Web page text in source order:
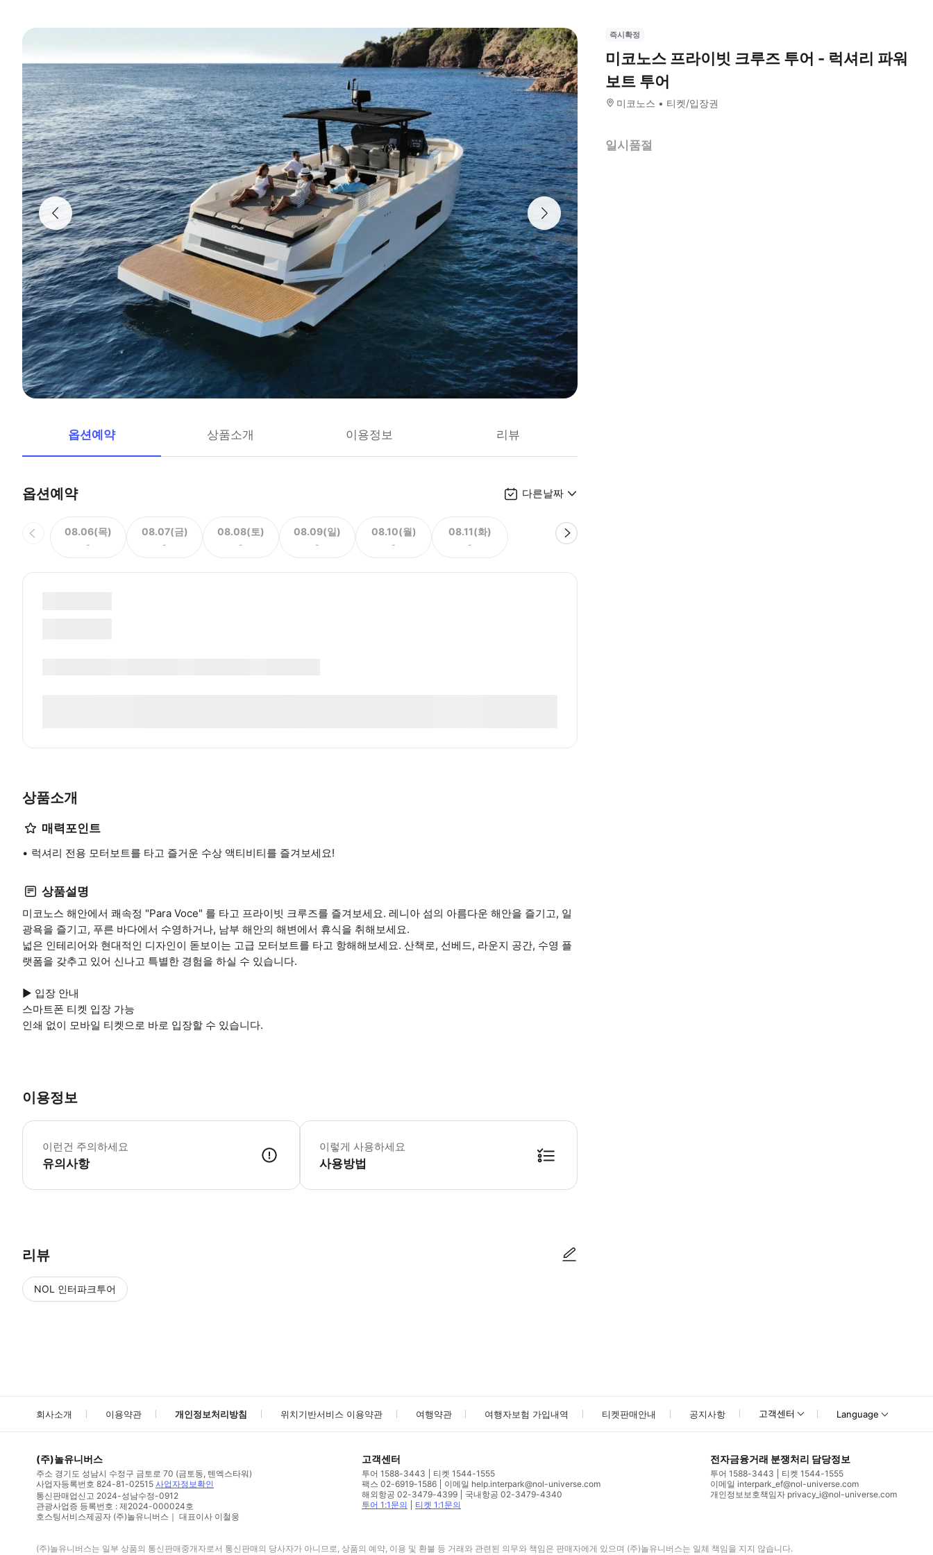
옵션예약 상품소개 이용정보 리뷰
옵션예약 다른날짜
08.06(목)
-
08.07(금)
-
08.08(토)
-
08.09(일)
-
08.10(월)
-
08.11(화)
-
상품소개
매력포인트
럭셔리 전용 모터보트를 타고 즐거운 수상 액티비티를 즐겨보세요!
상품설명
미코노스 해안에서 쾌속정 "Para Voce" 를 타고 프라이빗 크루즈를 즐겨보세요. 레니아 섬의 아름다운 해안을 즐기고, 일
광욕을 즐기고, 푸른 바다에서 수영하거나, 남부 해안의 해변에서 휴식을 취해보세요.
넓은 인테리어와 현대적인 디자인이 돋보이는 고급 모터보트를 타고 항해해보세요. 산책로, 선베드, 라운지 공간, 수영 플
랫폼을 갖추고 있어 신나고 특별한 경험을 하실 수 있습니다.
▶ 입장 안내
스마트폰 티켓 입장 가능
인쇄 없이 모바일 티켓으로 바로 입장할 수 있습니다.
이용정보
이런건 주의하세요
유의사항
▶ 체크리스트 * 날씨가 좋으면 델로스 섬을 지나 (멈추지 않고) 고고학 유적지를 볼 수 있습니다.
이렇게 사용하세요
사용방법
리뷰
NOL 인터파크투어
즉시확정
미코노스 프라이빗 크루즈 투어 - 럭셔리 파워
보트 투어
미코노스 티켓/입장권
일시품절
회사소개 이용약관 개인정보처리방침 위치기반서비스 이용약관 여행약관 여행자보험 가입내역 티켓판매안내 공지사항 고객센터 Language
(주)놀유니버스
주소 경기도 성남시 수정구 금토로 70 (금토동, 텐엑스타워)
사업자등록번호 824-81-02515 사업자정보확인
통신판매업신고 2024-성남수정-0912
관광사업증 등록번호 : 제2024-000024호
호스팅서비스제공자 (주)놀유니버스｜ 대표이사 이철웅
고객센터
투어 1588-3443
티켓 1544-1555
팩스 02-6919-1586
이메일 help.interpark@nol-universe.com
해외항공 02-3479-4399
국내항공 02-3479-4340
투어 1:1문의
티켓 1:1문의
전자금융거래 분쟁처리 담당정보
투어 1588-3443
티켓 1544-1555
이메일 interpark_ef@nol-universe.com
개인정보보호책임자 privacy_i@nol-universe.com
(주)놀유니버스는 일부 상품의 통신판매중개자로서 통신판매의 당사자가 아니므로, 상품의 예약, 이용 및 환불 등 거래와 관련된 의무와 책임은 판매자에게 있으며 (주)놀유니버스는 일체 책임을 지지 않습니다.